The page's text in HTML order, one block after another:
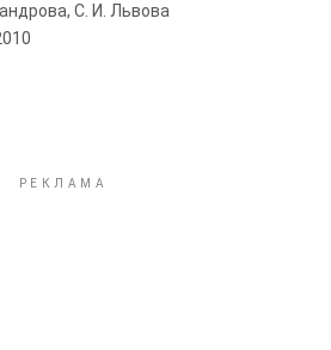
С. И. Львова